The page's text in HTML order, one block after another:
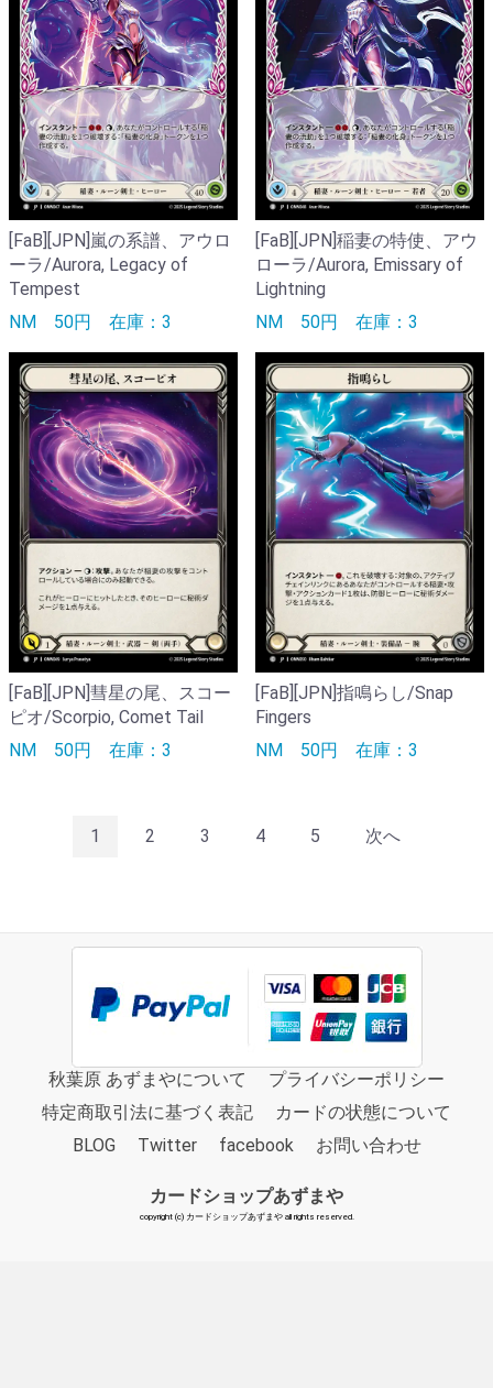
[FaB][JPN]嵐の系譜、アウロ
ーラ/Aurora, Legacy of
Tempest
NM 50円 在庫：3
[FaB][JPN]稲妻の特使、アウ
ローラ/Aurora, Emissary of
Lightning
NM 50円 在庫：3
[FaB][JPN]彗星の尾、スコー
ピオ/Scorpio, Comet Tail
NM 50円 在庫：3
[FaB][JPN]指鳴らし/Snap
Fingers
NM 50円 在庫：3
1 2 3 4 5 次へ
秋葉原 あずまやについて
プライバシーポリシー
特定商取引法に基づく表記
カードの状態について
BLOG
Twitter facebook お問い合わせ
カードショップあずまや
copyright (c) カードショップあずまや all rights reserved.